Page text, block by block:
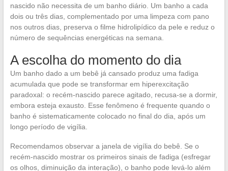
nascido não necessita de um banho diário. Um banho a cada
dois ou três dias, complementado por uma limpeza com pano
nos outros dias, preserva o filme hidrolipídico da pele e reduz o
número de sequências energéticas na semana.
A escolha do momento do dia
Um banho dado a um bebê já cansado produz uma fadiga
acumulada que pode se transformar em hiperexcitação
paradoxal: o recém-nascido parece agitado, recusa-se a dormir,
embora esteja exausto. Esse fenômeno é frequente quando o
banho é sistematicamente colocado no final do dia, após um
longo período de vigília.
Recomendamos observar a janela de vigília do bebê. Se o
recém-nascido mostrar os primeiros sinais de fadiga (esfregar
os olhos, diminuição da interação), o banho pode levá-lo além